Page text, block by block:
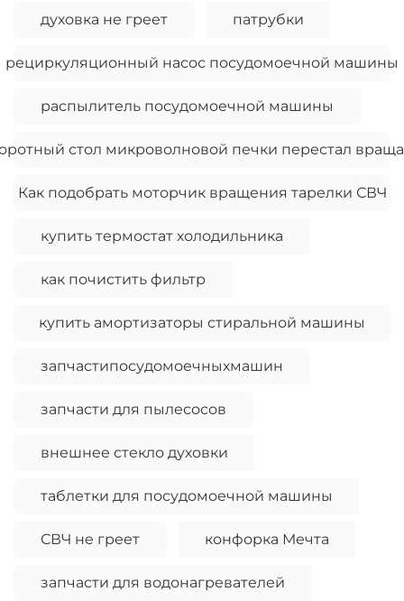
духовка не греет патрубки
рециркуляционный насос посудомоечной машины
распылитель посудомоечной машины
стол микроволновой печки перестал
Как подобрать моторчик вращения тарелки СВЧ
купить термостат холодильника
как почистить фильтр
купить амортизаторы стиральной машины
запчастипосудомоечныхмашин
запчасти для пылесосов
внешнее стекло духовки
таблетки для посудомоечной машины
СВЧ не греет конфорка Мечта
запчасти для водонагревателей